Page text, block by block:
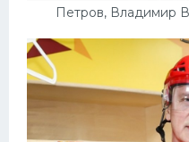
Петров, Владимир